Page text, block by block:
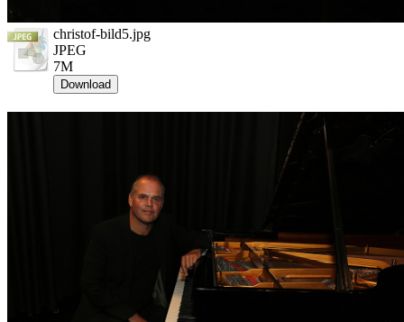
christof-bild5.jpg
JPEG
7M